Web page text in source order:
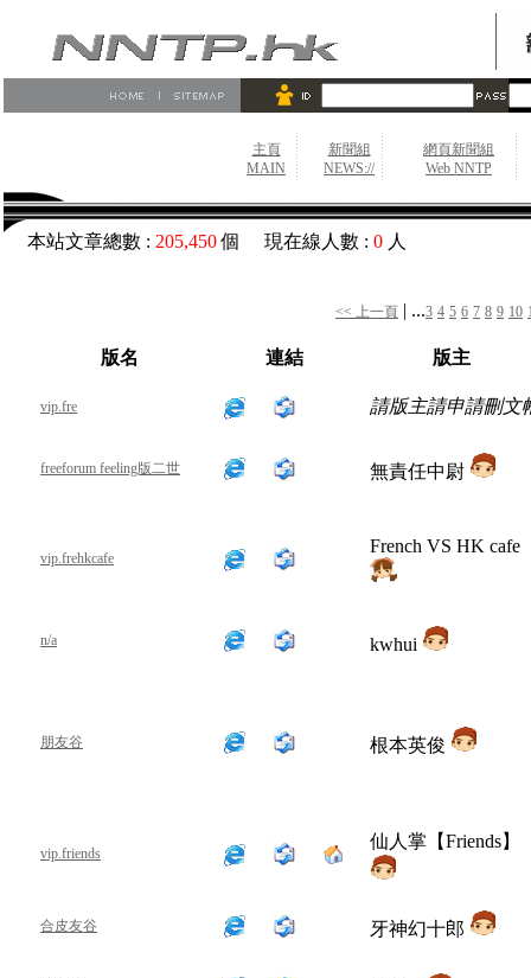
主頁
MAIN
新聞組
NEWS://
網頁新聞組
Web NNTP
本站文章總數 : 205,450個 現在線人數 : 0 人
<< 上一頁 | ...3 4 5 6 7 8 9 10
版名 連結 版主
vip.fre 請版主請申請刪文
freeforum feeling版二世 無責任中尉
vip.frehkcafe
French VS HK cafe
n/a kwhui
朋友谷 根本英俊
vip.friends
仙人掌【Friends】
合皮友谷 牙神幻十郎